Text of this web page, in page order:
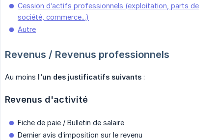
Cession d’actifs professionnels (exploitation, parts de
société, commerce...)
Autre
Revenus / Revenus professionnels
Au moins l'un des justificatifs suivants :
Revenus d'activité
Fiche de paie / Bulletin de salaire
Dernier avis d’imposition sur le revenu